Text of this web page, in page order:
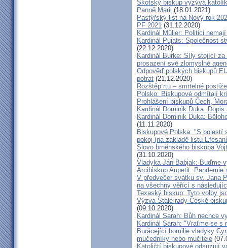
Skotský biskup vyzývá
Panně Marii (18.01.2021)
Pastýřský list na Nový rok
PF 2021 (31.12.2020)
Kardinál Müller: Politici
Kardinál Pujats: Společnost
(22.12.2020)
Kardinál Burke: Síly stojící
prosazení své zlomyslné
Odpověď polských biskupů
potrat (21.12.2020)
Rozštěp rtu – smrtelné
Polsko: Biskupové odmítají
Prohlášení biskupů Čech,
Kardinál Dominik Duka:
Kardinál Dominik Duka:
(11.11.2020)
Biskupové Polska: "S bolestí
pokoj (na základě listu
Slovo brněnského biskupa
(31.10.2020)
Vladyka Ján Babjak: Buďme
Arcibiskup Aupetit: Pandemie
V předvečer svátku sv. Jana
na všechny věřící s
Texaský biskup: Tyto volby
Výzva Stálé rady České
(09.10.2020)
Kardinál Sarah: Bůh nechce
Kardinál Sarah: "Vraťme se s
Burácející homilie vladyky
mučedníky nebo mučitele
Katoličtí biskupové odsuzují